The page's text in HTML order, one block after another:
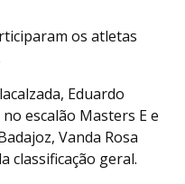
os atletas
Eduardo
escalão Masters E e
Vanda Rosa
classificação geral.